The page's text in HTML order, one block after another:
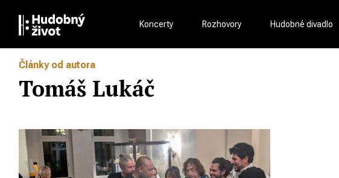
Koncerty Rozhovory Hudobné divadlo
Články od autora
Tomáš Lukáč